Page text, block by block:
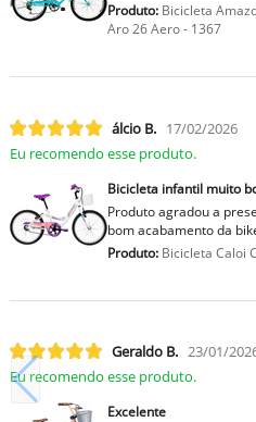
Produto:Bicicleta
Aro 26 Aero - 1367
lcio B. 17/02/2026
Eu recomendo esse produto.
Bicicleta infantil muito
Produto agradou a
bom acabamento da
Produto:Bicicleta Caloi
Geraldo B. 23/01/
Eu recomendo esse produto.
Excelente